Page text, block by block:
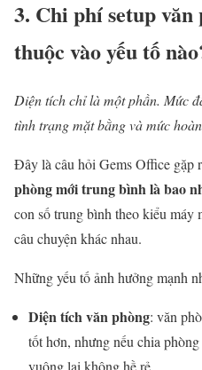
3. Chi phí setup
thuộc vào yếu tố
Diện tích chỉ là một phần. Mức
tình trạng mặt bằng và mức
Đây là câu hỏi Gems Office gặp
phòng mới trung bình là bao
con số trung bình theo kiểu máy
câu chuyện khác nhau.
Những yếu tố ảnh hưởng mạnh
Diện tích văn phòng: văn
tốt hơn, nhưng nếu chia
vuông lại không hề rẻ.